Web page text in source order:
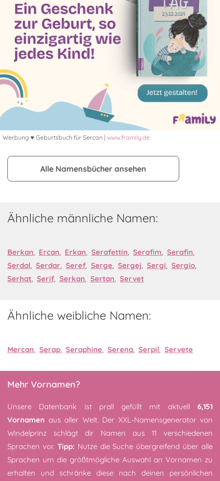
Werbung ♥ Geburtsbuch für Sercan | www.framily.de
Alle Namensbücher ansehen
Ähnliche männliche Namen:
Berkan, Ercan, Erkan, Serafettin, Serafim, Serafin,
Serdal, Serdar, Seref, Serge, Sergej, Sergi, Sergio,
Serhat, Serif, Serkan, Sertan, Servet
Ähnliche weibliche Namen:
Mercan, Serap, Seraphine, Serena, Serpil, Servete
Mehr Vornamen?
Unsere Datenbank ist prall gefüllt mit aktuell 6,151
Vornamen aus aller Welt. Der XXL-Namensgenerator von
Windelprinz schlägt dir Namen aus 11 verschiedenen
Sprachen vor. Tipp: Nutze die Suche übergreifend über alle
Sprachen um die größtmögliche Auswahl an Vornamen zu
erhalten und schränke diese nach deinen persönlichen